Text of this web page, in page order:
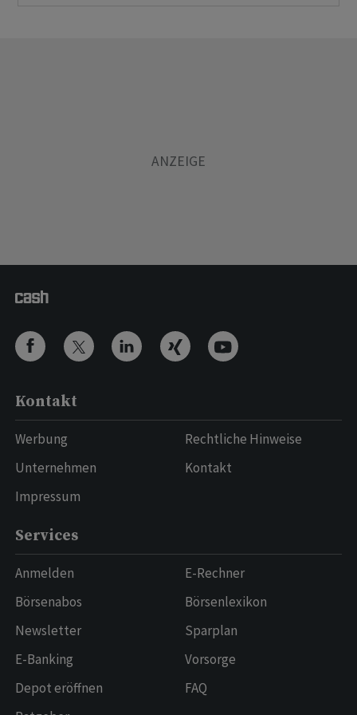
Kontakt
Werbung
Unternehmen
Impressum
Rechtliche Hinweise
Kontakt
Services
Anmelden
Börsenabos
Newsletter
E-Banking
Depot eröffnen
E-Rechner
Börsenlexikon
Sparplan
Vorsorge
FAQ